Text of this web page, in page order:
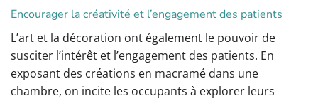
Encourager la créativité et l’engagement des patients
L’art et la décoration ont également le pouvoir de
susciter l’intérêt et l’engagement des patients. En
exposant des créations en macramé dans une
chambre, on incite les occupants à explorer leurs